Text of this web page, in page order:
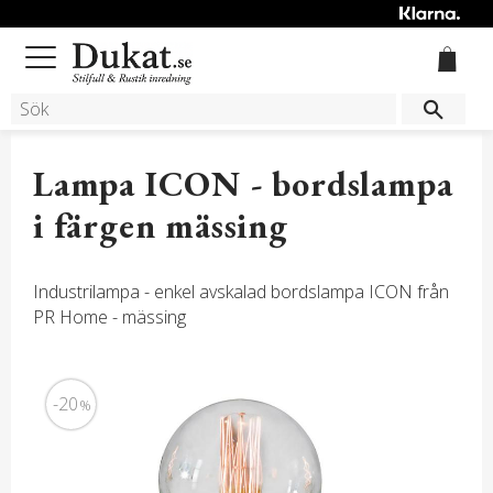
Meny
Lampa ICON - bordslampa
i färgen mässing
Industrilampa - enkel avskalad bordslampa ICON från
PR Home - mässing
20%